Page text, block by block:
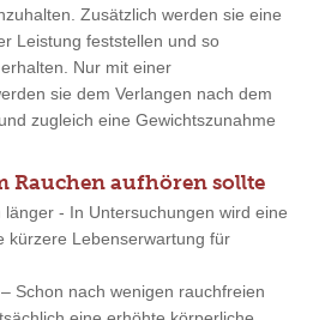
Zusätzlich werden sie eine
Leistung feststellen und so
Nur mit einer
sie dem Verlangen nach dem
zugleich eine Gewichtszunahme
Rauchen aufhören sollte
länger - In Untersuchungen wird eine
kürzere Lebenserwartung für
Schon nach wenigen rauchfreien